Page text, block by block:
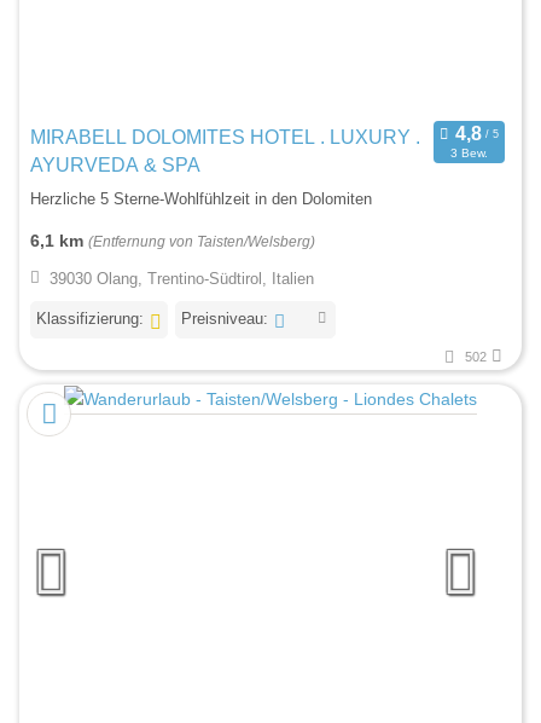
MIRABELL DOLOMITES HOTEL . LUXURY .
AYURVEDA & SPA
3 Bew.
Herzliche 5 Sterne-Wohlfühlzeit in den Dolomiten
6,1 km (Entfernung von Taisten/Welsberg)
39030 Olang, Trentino-Südtirol, Italien
Klassifizierung: Preisniveau:
502